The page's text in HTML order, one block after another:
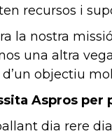
recursos i
la nostra
una altra
objectiu
Aspros per
dia rere